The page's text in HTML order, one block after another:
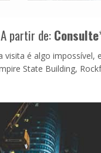
partir de:Consulte
visita é algo
State Building,